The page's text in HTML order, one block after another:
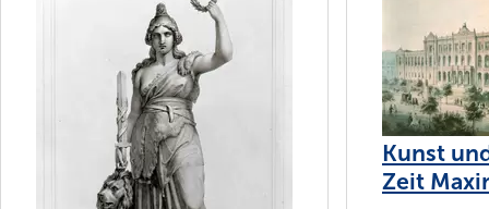
Kunst
Zeit